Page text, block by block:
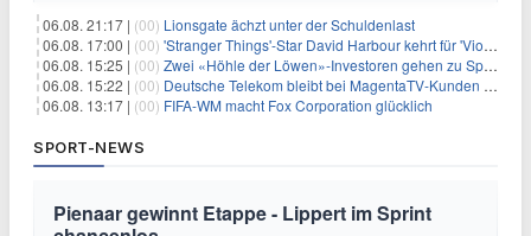
06.08. 21:17 | (00) Lionsgate ächzt unter der Schuldenlast
06.08. 17:00 | (00) 'Stranger Things'-Star David Harbour kehrt für 'Violent Night 2' zurück – Kristen Bell stößt zur Besetzung
06.08. 15:25 | (00) Zwei «Höhle der Löwen»-Investoren gehen zu Springer
06.08. 15:22 | (00) Deutsche Telekom bleibt bei MagentaTV-Kunden vage
06.08. 13:17 | (00) FIFA-WM macht Fox Corporation glücklich
SPORT-NEWS
Pienaar gewinnt Etappe - Lippert im Sprint